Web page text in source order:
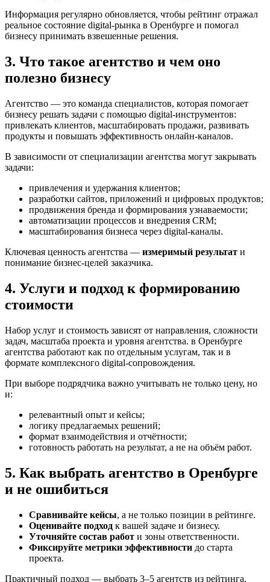
Информация регулярно обновляется, чтобы рейтинг отражал
реальное состояние digital-рынка в Оренбурге и помогал
бизнесу принимать взвешенные решения.
3. Что такое агентство и чем оно
полезно бизнесу
Агентство — это команда специалистов, которая помогает
бизнесу решать задачи с помощью digital-инструментов:
привлекать клиентов, масштабировать продажи, развивать
продукты и повышать эффективность онлайн-каналов.
В зависимости от специализации агентства могут закрывать
задачи:
привлечения и удержания клиентов;
разработки сайтов, приложений и цифровых продуктов;
продвижения бренда и формирования узнаваемости;
автоматизации процессов и внедрения CRM;
масштабирования бизнеса через digital-каналы.
Ключевая ценность агентства — измеримый результат и
понимание бизнес-целей заказчика.
4. Услуги и подход к формированию
стоимости
Набор услуг и стоимость зависят от направления, сложности
задач, масштаба проекта и уровня агентства. в Оренбурге
агентства работают как по отдельным услугам, так и в
формате комплексного digital-сопровождения.
При выборе подрядчика важно учитывать не только цену, но
и:
релевантный опыт и кейсы;
логику предлагаемых решений;
формат взаимодействия и отчётности;
готовность работать на результат, а не на объём работ.
5. Как выбрать агентство в Оренбурге
и не ошибиться
Сравнивайте кейсы, а не только позиции в рейтинге.
Оценивайте подход к вашей задаче и бизнесу.
Уточняйте состав работ и зоны ответственности.
Фиксируйте метрики эффективности до старта
проекта.
Практичный подход — выбрать 3–5 агентств из рейтинга,